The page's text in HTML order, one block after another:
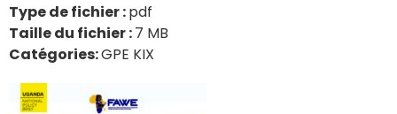
Type de fichier :pdf
Taille du fichier :7 MB
Catégories:GPE KIX